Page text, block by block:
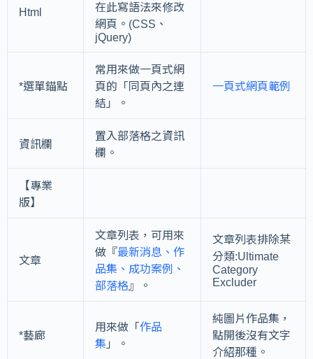
Html
在此寫語法來修改
網頁。(CSS、
jQuery)
*選單錨點
常用來做一頁式網
頁的「同頁內之連
結」。
一頁式網頁範例
資訊欄
置入部落格之資訊
欄。
【專業
版】
文章
文章列表，可用來
做『最新消息、作
品集、成功案例、
部落格』。
文章列表排除某
分類:Ultimate
Category
Excluder
*藝廊
用來做「 作品
集 」。
純圖片作品集，
點開後沒有文字
介紹那種。